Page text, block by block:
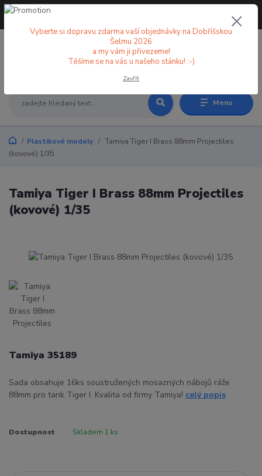
Menu
+420 773 998 582
Plastikové modely
Tamiya Tiger I Brass 88mm Projectiles
(kovové) 1/35
Tamiya Tiger I Brass 88mm Projectiles
(kovové) 1/35
Tamiya 35189
Sada obsahuje 16ks soustružených mosazných nábojů ráže
88mm pro tank Tiger I. Kvalita od firmy Tamiya! celý popis
Dostupnost Skladem 1 ks
Vyberte si dopravu zdarma vaší objednávky na Dobříšskou
Šelmu 2026
a my vám ji přivezeme!
Těšíme se na vás u našeho stánku! :-)
Zavřít